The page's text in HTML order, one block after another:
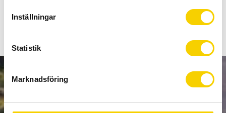
s
a
l
Inställningar
Statistik
Marknadsföring
Visa alla produkter från PRO